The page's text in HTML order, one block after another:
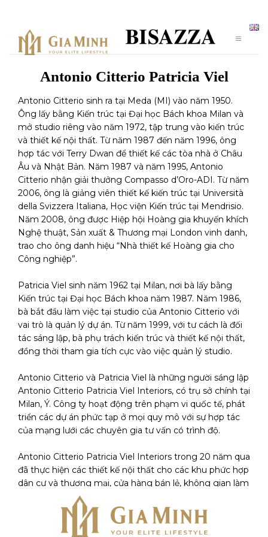
Antonio Citterio Patricia Viel
Antonio Citterio sinh ra tại Meda (MI) vào năm 1950.
Ông lấy bằng Kiến trúc tại Đại học Bách khoa Milan và
mở studio riêng vào năm 1972, tập trung vào kiến ​​trúc
và thiết kế nội thất. Từ năm 1987 đến năm 1996, ông
hợp tác với Terry Dwan để thiết kế các tòa nhà ở Châu
Âu và Nhật Bản. Năm 1987 và năm 1995, Antonio
Citterio nhận giải thưởng Compasso d’Oro-ADI. Từ năm
2006, ông là giảng viên thiết kế kiến ​​trúc tại Università
della Svizzera Italiana, Học viện Kiến trúc tại Mendrisio.
Năm 2008, ông được Hiệp hội Hoàng gia khuyến khích
Nghệ thuật, Sản xuất & Thương mại London vinh danh,
trao cho ông danh hiệu “Nhà thiết kế Hoàng gia cho
Công nghiệp”.
Patricia Viel sinh năm 1962 tại Milan, nơi bà lấy bằng
Kiến trúc tại Đại học Bách khoa năm 1987. Năm 1986,
bà bắt đầu làm việc tại studio của Antonio Citterio với
vai trò là quản lý dự án. Từ năm 1999, với tư cách là đối
tác sáng lập, bà phụ trách kiến ​​trúc và thiết kế nội thất,
đồng thời tham gia tích cực vào việc quản lý studio.
Antonio Citterio và Patricia Viel là những người sáng lập
Antonio Citterio Patricia Viel Interiors, có trụ sở chính tại
Milan, Ý. Công ty hoạt động trên phạm vi quốc tế, phát
triển các dự án phức tạp ở mọi quy mô với sự hợp tác
của mạng lưới các chuyên gia tư vấn có trình độ.
Antonio Citterio Patricia Viel Interiors trong 20 năm qua
đã thực hiện các thiết kế nội thất cho các khu phức hợp
dân cư và thương mại, cửa hàng bán lẻ, không gian làm
việc, văn phòng, phòng trưng bày và khách sạn.
Công ty, một công ty con của Antonio Citterio Patricia